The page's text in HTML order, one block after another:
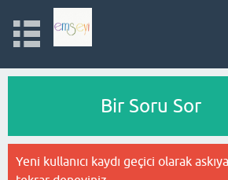
Bir Soru Sor
Yeni kullanıcı kaydı geçici olarak